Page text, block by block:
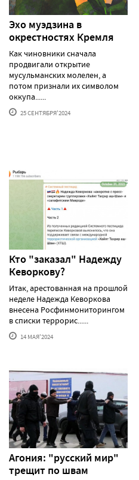
Эхо муэдзина в
окрестностях Кремля
Как чиновники сначала
продвигали открытие
мусульманских молелен, а
потом признали их символом
оккупа......
25 СЕНТЯБРЯ'2024
Кто "заказал" Надежду
Кеворкову?
Итак, арестованная на прошлой
неделе Надежда Кеворкова
внесена Росфинмониторингом
в списки террорис......
14 МАЯ'2024
Агония: "русский мир"
трещит по швам